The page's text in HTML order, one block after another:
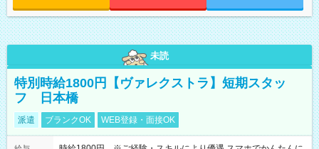
未読
特別時給1800円【ヴァレクストラ】短期スタッ
フ 日本橋
派遣 ブランクOK WEB登録・面接OK